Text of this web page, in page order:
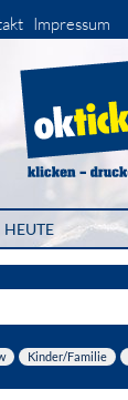
Impressum
HEUTE
Kinder/Familie